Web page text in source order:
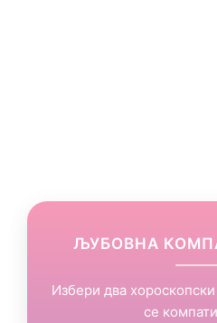
ЉУБОВНА
Избери два хороскопски
се